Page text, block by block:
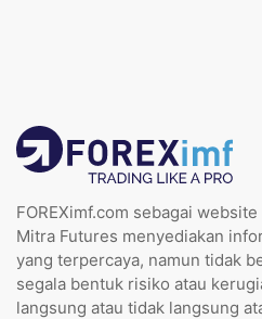
FOREXimf.com sebagai
Mitra Futures menyediakan
yang terpercaya, namun tidak
segala bentuk risiko atau
langsung atau tidak langsung